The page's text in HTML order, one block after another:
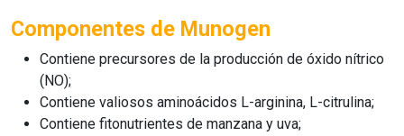
Componentes de Munogen
Contiene precursores de la producción de óxido nítrico
(NO);
Contiene valiosos aminoácidos L-arginina, L-citrulina;
Contiene fitonutrientes de manzana y uva;